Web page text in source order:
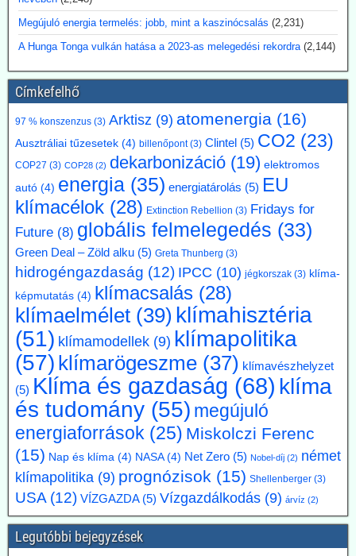
atomerőművet létesíteni
Argentína az Atucha-i atomerőmű-telepen egy új, körülbelül 300
megawatt teljesítményű atomreaktort kíván építeni. A projektet
teljes egészében magánforrásokból finanszírozzák, és a beruházás
összege várhatóan eléri az 1,2 milliárd amerikai dollárt. Luis Caputo
gazdasági miniszter július elején mutatta be a terveket a projekt
fejlesztőjével, a Meitner Energy vállalattal közösen. A vállalat az
ACR-300 nevű argentin reaktortervet kívánja elsőként kereskedelmi
célokra megvalósítani.
Kommentárunk: Ezek szerint Argentínáról nemcsak pénzügy
válságok említése során hallhatunk, hanem nukleáris technológiánál
is. A 300 MW Paks II teljesítményének kb. egyhetede.
2026.07.17. Blackout News: A német RWE
vezérigazgatója a német - az uniós vállalásoknál
5 évvel előbbre hozott - klímacélok eltörlését kéri
Markus Krebber, az RWE vezérigazgatója azt követeli, hogy
hosszabbítsák meg a német klímacélok elérése határidejét, és a
klímasemlegességet 2045-ről 2050-re halasszák el. Úgy véli, hogy a
korábbi, az EU 2050-es célévétől eltérő német „különút” gazdasági
szempontból káros és klímapolitikai szempontból hatástalan.
Vassiliadis, szakszervezeti vezetője támogatja a kezdeményezést,
mivel a magas energiaköltségek, a gyenge konjunktúra és a rövid
beruházási határidők elsősorban az energiaintenzív vállalkozásokat
terhelik. A törvényes cél azonban továbbra is érvényben marad,
amíg a Bundestag nem módosítja az éghajlatvédelmi törvényt.
Kommentárunk: Az öt év halasztás kb. annyit jelent, mint
fuldoklónak a szalmaszál. És evvel a két idézett vezető is tisztában
van.
2026.07.17. Műszaki Magazin: A BME kutatói
segítenek kideríteni, hogyan lehetne Budapestre
vinni a paksi hőt
Az atomerőmű hulladékhőjének a fővárosi távfűtésben történő
Megújuló energia termelés: jobb, mint a kaszinócsalás (2,231)
A Hunga Tonga vulkán hatása a 2023-as melegedési rekordra (2,144)
Címkefelhő
97 % konszenzus (3) Arktisz (9) atomenergia (16)
Ausztráliai tűzesetek (4) billenőpont(3) Clintel (5) CO2 (23)
COP27 (3) COP28 (2) dekarbonizáció (19) elektromos
autó (4) energia (35) energiatárolás (5) EU
klímacélok (28) Extinction Rebellion (3) Fridays for
Future (8) globális felmelegedés (33)
Green Deal – Zöld alku (5) Greta Thunberg (3)
hidrogéngazdaság (12) IPCC (10) jégkorszak (3) klíma-
képmutatás (4) klímacsalás (28)
klímaelmélet (39) klímahisztéria
(51) klímamodellek (9) klímapolitika
(57) klímarögeszme (37) klímavészhelyzet
(5) Klíma és gazdaság (68) klíma
és tudomány (55) megújuló
energiaforrások (25) Miskolczi Ferenc
(15) Nap és klíma (4) NASA(4) Net Zero (5) Nobel-díj (2) német
klímapolitika (9) prognózisok (15) Shellenberger (3)
USA(12) VÍZGAZDA(5) Vízgazdálkodás (9) árvíz (2)
Legutóbbi bejegyzések